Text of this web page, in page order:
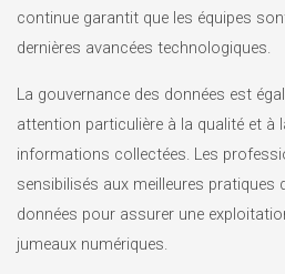
continue garantit que les équipes
dernières avancées technologiques.
La gouvernance des données est
attention particulière à la qualité et à
informations collectées. Les
sensibilisés aux meilleures pratiques
données pour assurer une
jumeaux numériques.